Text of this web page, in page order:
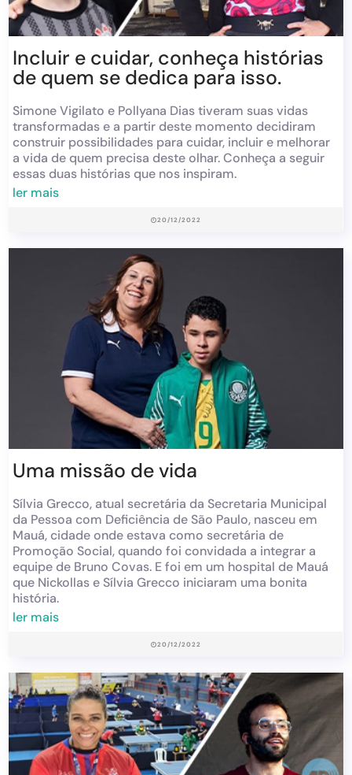
Incluir e cuidar, conheça histórias
de quem se dedica para isso.
Simone Vigilato e Pollyana Dias tiveram suas vidas
transformadas e a partir deste momento decidiram
construir possibilidades para cuidar, incluir e melhorar
a vida de quem precisa deste olhar. Conheça a seguir
essas duas histórias que nos inspiram.
ler mais
20/12/2022
Uma missão de vida
Sílvia Grecco, atual secretária da Secretaria Municipal
da Pessoa com Deficiência de São Paulo, nasceu em
Mauá, cidade onde estava como secretária de
Promoção Social, quando foi convidada a integrar a
equipe de Bruno Covas. E foi em um hospital de Mauá
que Nickollas e Sílvia Grecco iniciaram uma bonita
história.
ler mais
20/12/2022